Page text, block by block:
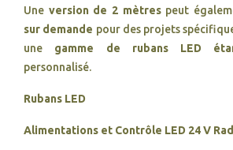
Une version de 2 mètrespeut
sur demande pour des projets
une gamme de rubans LED
personnalisé.
Rubans LED
Alimentations et Contrôle LED 24 V